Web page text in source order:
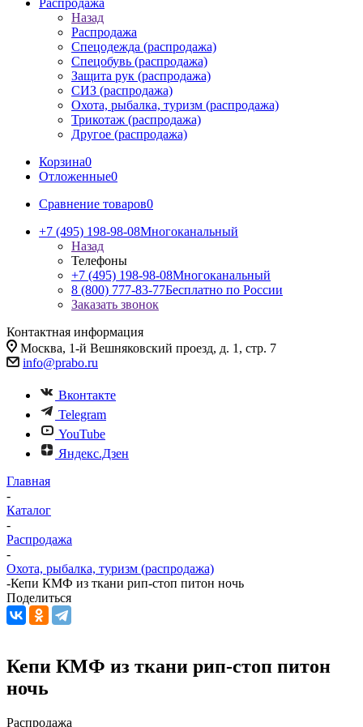
Распродажа
Назад
Распродажа
Спецодежда (распродажа)
Спецобувь (распродажа)
Защита рук (распродажа)
СИЗ (распродажа)
Охота, рыбалка, туризм (распродажа)
Трикотаж (распродажа)
Другое (распродажа)
Корзина0
Отложенные0
Сравнение товаров0
+7 (495) 198-98-08Многоканальный
Назад
Телефоны
+7 (495) 198-98-08Многоканальный
8 (800) 777-83-77Бесплатно по России
Заказать звонок
Контактная информация
Москва, 1-й Вешняковский проезд, д. 1, стр. 7
info@prabo.ru
Вконтакте
Telegram
YouTube
Яндекс.Дзен
Главная
-
Каталог
-
Распродажа
-
Охота, рыбалка, туризм (распродажа)
-Кепи КМФ из ткани рип-стоп питон ночь
Поделиться
Кепи КМФ из ткани рип-стоп питон
ночь
Распродажа